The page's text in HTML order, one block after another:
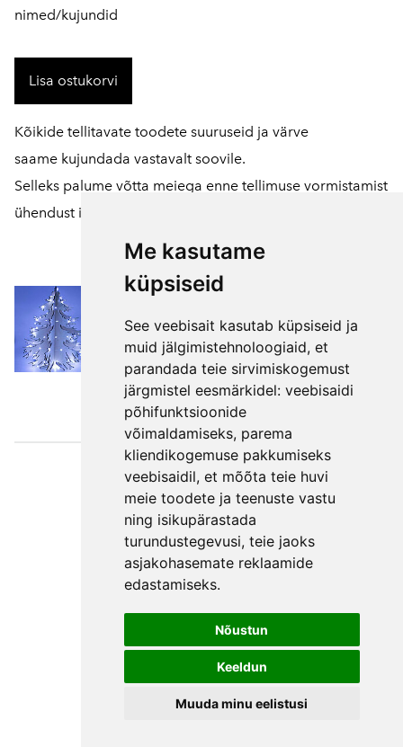
Me kasutame
küpsiseid
See veebisait kasutab küpsiseid ja
muid jälgimistehnoloogiaid, et
parandada teie sirvimiskogemust
järgmistel eesmärkidel: veebisaidi
põhifunktsioonide
võimaldamiseks, parema
kliendikogemuse pakkumiseks
veebisaidil, et mõõta teie huvi
meie toodete ja teenuste vastu
ning isikupärastada
turundustegevusi, teie jaoks
asjakohasemate reklaamide
edastamiseks.
Nõustun
Keeldun
Muuda minu eelistusi
nimed/kujundid
Lisa ostukorvi
Kõikide tellitavate toodete suuruseid ja värve
saame kujundada vastavalt soovile.
Selleks palume võtta meiega enne tellimuse vormistamist
ühendust info@pikupuu.ee
Väljaotsa
konsultatsioonid
OÜ
Telefon +372 550
2750
E-post
Üldtingimused
Privaatsuspoliitika